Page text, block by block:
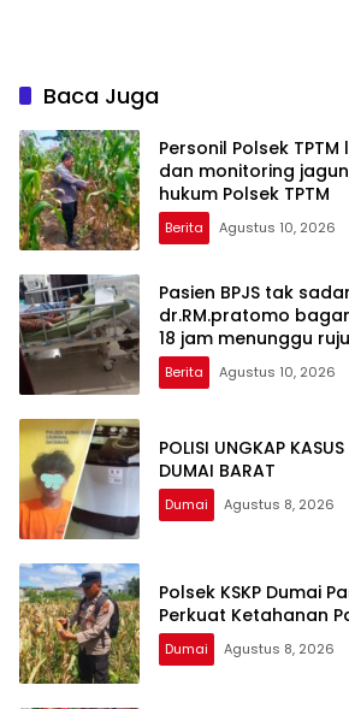
Baca Juga
Personil Polsek
dan monitoring
hukum Polsek TPTM
Berita Agustus 10, 2026
Pasien BPJS tak
dr.RM.pratomo
18 jam menunggu
pekanbaru
Berita Agustus 10, 2026
POLISI UNGKAP
DUMAI BARAT
Dumai Agustus 8, 2026
Polsek KSKP Dumai
Perkuat Ketahanan
Dumai Agustus 8, 2026